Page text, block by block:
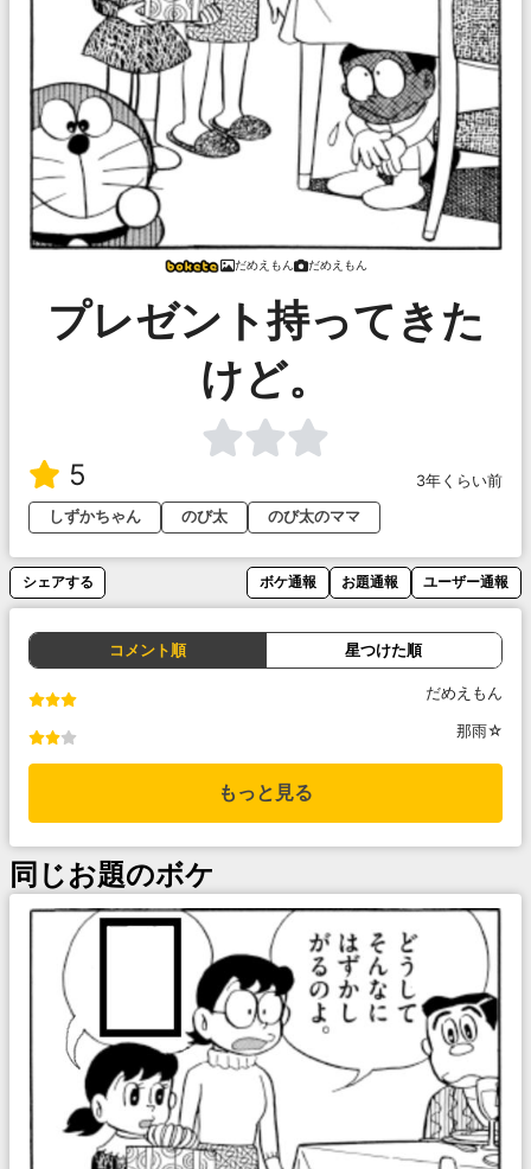
だめえもん だめえもん
プレゼント持ってきた
けど。
5
3年くらい前
しずかちゃん
のび太 のび太のママ
シェアする ボケ通報 お題通報 ユーザー通報
コメント順 星つけた順
だめえもん
那雨☆
もっと見る
同じお題のボケ